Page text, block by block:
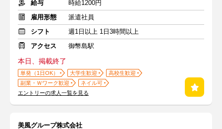
給与
時給1200円
雇用形態
派遣社員
シフト
週1日以上 1日3時間以上
アクセス
御幣島駅
本日、掲載終了
単発（1日OK） 大学生歓迎
高校生歓迎
副業・Ｗワーク歓迎
ネイル可
エントリーの求人一覧を見る
美風グループ株式会社